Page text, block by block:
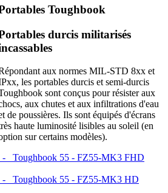
Toughbook
durcis militarisés
aux normes MIL-STD 8xx et
les portables durcis et semi-durcis
sont conçus pour résister aux
aux chutes et aux infiltrations d'eau
de poussières. Ils sont équipés d'écrans
haute luminosité lisibles au soleil (en
sur certains modèles).
Toughbook 55 - FZ55-MK3 FHD
Toughbook 55 - FZ55-MK3 HD